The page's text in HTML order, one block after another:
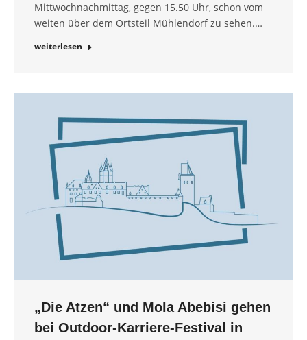
Mittwochnachmittag, gegen 15.50 Uhr, schon vom
weiten über dem Ortsteil Mühlendorf zu sehen.…
weiterlesen
„Die Atzen“ und Mola Abebisi gehen
bei Outdoor-Karriere-Festival in